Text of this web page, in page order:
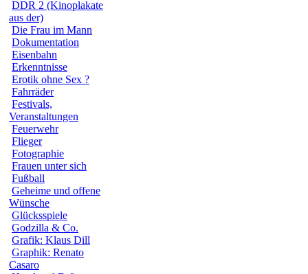
DDR 2 (Kinoplakate
aus der)
Die Frau im Mann
Dokumentation
Eisenbahn
Erkenntnisse
Erotik ohne Sex ?
Fahrräder
Festivals,
Veranstaltungen
Feuerwehr
Flieger
Fotographie
Frauen unter sich
Fußball
Geheime und offene
Wünsche
Glücksspiele
Godzilla & Co.
Grafik: Klaus Dill
Graphik: Renato
Casaro